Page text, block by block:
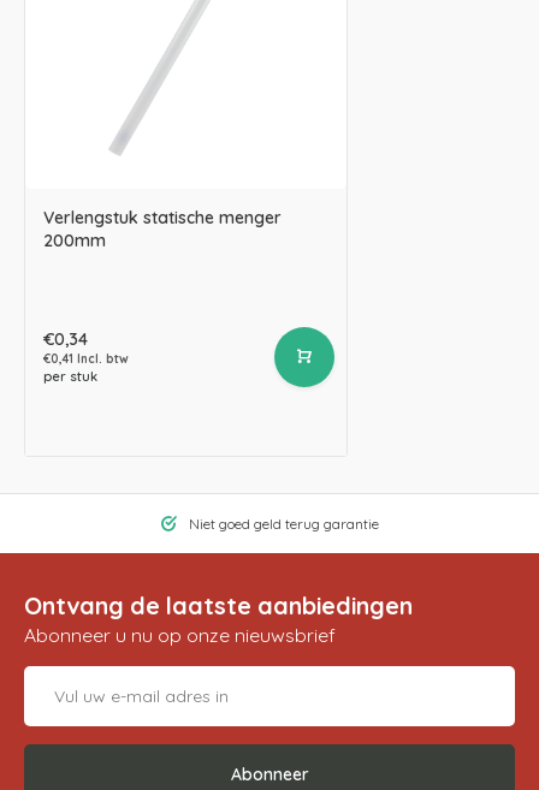
Verlengstuk statische menger
200mm
€0,34
€0,41 Incl. btw
per stuk
Niet goed geld terug garantie
Ontvang de laatste aanbiedingen
Abonneer u nu op onze nieuwsbrief
Abonneer